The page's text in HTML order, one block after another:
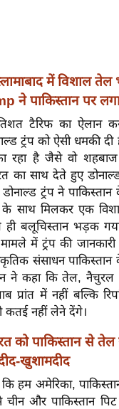
में विशाल
ने पाकिस्तान पर
टैरिफ का ऐलान
ट्रंप को ऐसी धमकी
रहा है जैसे वो
का साथ देते हुए
ट्रंप ने
के साथ मिलकर एक
ही बलूचिस्तान भड़क
में ट्रंप की
संसाधन पाकिस्तान
ने कहा कि तेल,
प्रांत में नहीं बल्कि
कतई नहीं लेने देंगे।
को पाकिस्तान से
खुशामदीद
हम अमेरिका,
और पाकिस्तान